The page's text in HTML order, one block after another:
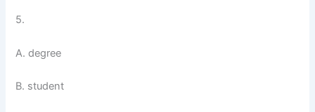
5.
A. degree
B. student